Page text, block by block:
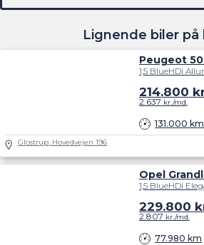
Lignende biler på
Peugeot
131.000 km
214.800
2.637 kr./md.
Glostrup, Hovedvejen 196
Opel
77.980 km
229.800
2.807 kr./md.